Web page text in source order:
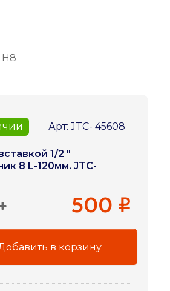
H8
Арт: JTC- 45608
1/2 "
8 L-120мм. JTC-
500 ₽
в корзину